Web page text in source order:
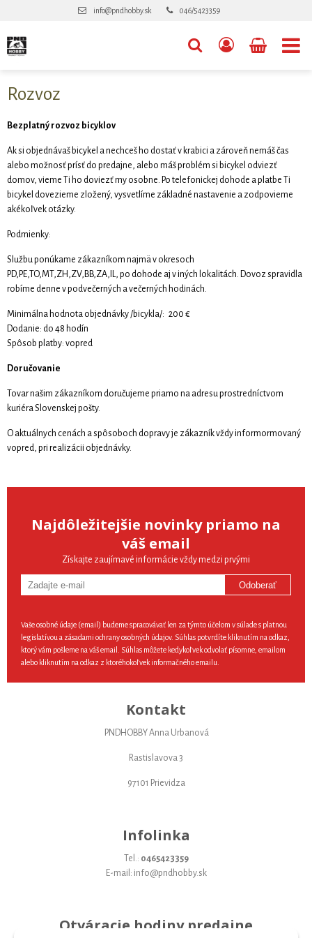
info@pndhobby.sk 046/5423359
Rozvoz
Bezplatný rozvoz bicyklov
Ak si objednávaš bicykel a nechceš ho dostať v krabici a zároveň nemáš čas
alebo možnosť prísť do predajne, alebo máš problém si bicykel odviezť
domov, vieme Ti ho doviezť my osobne. Po telefonickej dohode a platbe Ti
bicykel dovezieme zložený, vysvetlíme základné nastavenie a zodpovieme
akékoľvek otázky.
Podmienky:
Službu ponúkame zákazníkom najmä v okresoch
PD,PE,TO,MT,ZH,ZV,BB,ZA,IL, po dohode aj v iných lokalitách. Dovoz spravidla
robíme denne v podvečerných a večerných hodinách.
Minimálna hodnota objednávky /bicykla/: 200 €
Dodanie: do 48 hodín
Spôsob platby: vopred
Doručovanie
Tovar našim zákazníkom doručujeme priamo na adresu prostredníctvom
kuriéra Slovenskej pošty.
O aktuálnych cenách a spôsoboch dopravy je zákazník vždy informormovaný
vopred, pri realizácii objednávky.
Najdôležitejšie novinky priamo na
váš email
Získajte zaujímavé informácie vždy medzi prvými
Odoberať
Vaše osobné údaje (email) budeme spracovávať len za týmto účelom v súlade s platnou
legislatívou a zásadami ochrany osobných údajov. Súhlas potvrdíte kliknutím na odkaz,
ktorý vám pošleme na váš email. Súhlas môžete kedykoľvek odvolať písomne, emailom
alebo kliknutím na odkaz z ktoréhokoľvek informačného emailu.
Kontakt
PNDHOBBY Anna Urbanová
Rastislavova 3
97101 Prievidza
Infolinka
Tel.: 0465423359
E-mail: info@pndhobby.sk
Otváracie hodiny predajne